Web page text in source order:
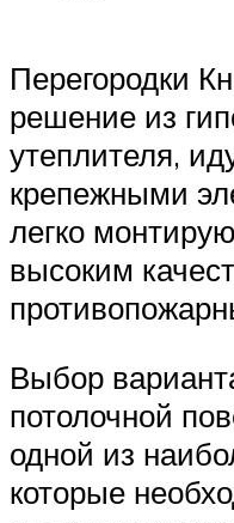
Перегородки
решение из
утеплителя,
крепежными
легко
высоким
Выбор
потолочной
одной из
которые